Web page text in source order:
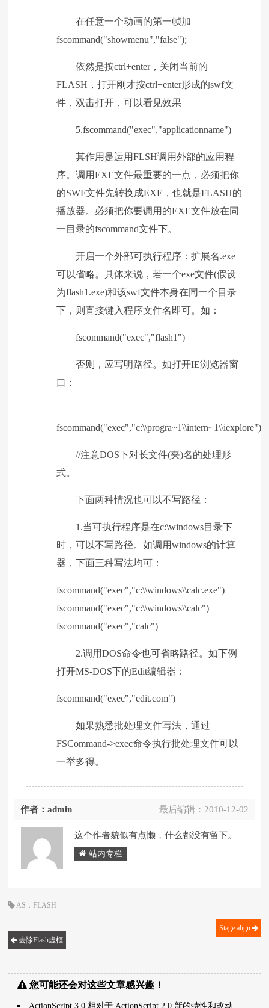
在任意一个动画的第一帧加
fscommand("showmenu","false");
依然是按ctrl+enter，关闭当前的
FLASH，打开刚才按ctrl+enter形成的swf文
件，双击打开，可以看见效果
5.fscommand("exec","applicationname")
其作用是运用FLSH调用外部的应用程
序。调用EXE文件最重要的一点，必须把你
的SWF文件先转换成EXE，也就是FLASH的
播放器。必须把你要调用的EXE文件放在同
一目录的fscommand文件下。
开启一个外部可执行程序：扩展名.exe
可以省略。具体来说，若一个exe文件(假设
为flash1.exe)和该swf文件本身在同一个目录
下，则直接键入程序文件名即可。如：
fscommand("exec","flash1")
否则，应写明路径。如打开IE浏览器窗
口：
fscommand("exec","c:\\progra~1\\intern~1\\iexplore")
//注意DOS下对长文件(夹)名的处理形
式。
下面两种情况也可以不写路径：
1.当可执行程序是在c:\windows目录下
时，可以不写路径。如调用windows的计算
器，下面三种写法均可：
fscommand("exec","c:\\windows\\calc.exe")
fscommand("exec","c:\\windows\\calc")
fscommand("exec","calc")
2.调用DOS命令也可省略路径。如下例
打开MS-DOS下的Edit编辑器：
fscommand("exec","edit.com")
如果熟悉批处理文件写法，通过
FSCommand->exec命令执行批处理文件可以
一举多得。
最后编辑： 2010-12-02
作者：admin
这个作者貌似有点懒，什么都没有留下。
站内专栏
AS ，FLASH
去除Flash虚框
Stage.align
您可能还会对这些文章感兴趣！
ActionScript 3.0 相对于 ActionScript 2.0 新的特性和改动